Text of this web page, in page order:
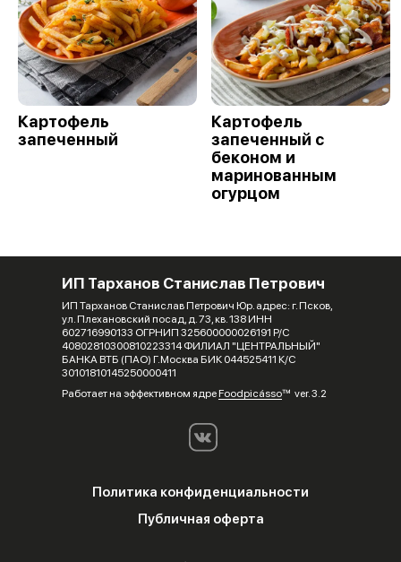
Картофель
запеченный
Картофель
запеченный с
беконом и
маринованным
огурцом
ИП Тарханов Станислав Петрович
ИП Тарханов Станислав Петрович Юр. адрес: г. Псков,
ул. Плехановский посад, д. 73, кв. 138 ИНН
602716990133 ОГРНИП 325600000026191 Р/С
40802810300810223314 ФИЛИАЛ "ЦЕНТРАЛЬНЫЙ"
БАНКА ВТБ (ПАО) Г.Москва БИК 044525411 К/С
30101810145250000411
Работает на эффективном ядреFoodpicássover. 3.2
Политика конфиденциальности
Публичная оферта